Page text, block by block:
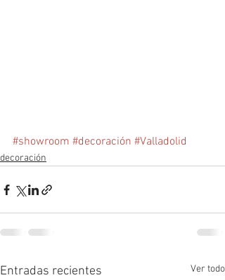
#showroom #decoración #Valladolid
decoración
Entradas recientes Ver todo